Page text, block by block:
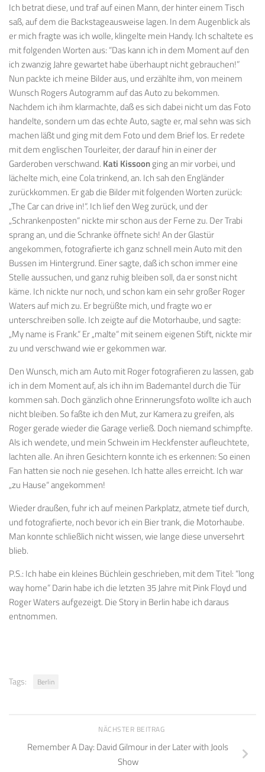
Ich betrat diese, und traf auf einen Mann, der hinter einem Tisch
saß, auf dem die Backstageausweise lagen. In dem Augenblick als
er mich fragte was ich wolle, klingelte mein Handy. Ich schaltete es
mit folgenden Worten aus: “Das kann ich in dem Moment auf den
ich zwanzig Jahre gewartet habe überhaupt nicht gebrauchen!”
Nun packte ich meine Bilder aus, und erzählte ihm, von meinem
Wunsch Rogers Autogramm auf das Auto zu bekommen.
Nachdem ich ihm klarmachte, daß es sich dabei nicht um das Foto
handelte, sondern um das echte Auto, sagte er, mal sehn was sich
machen läßt und ging mit dem Foto und dem Brief los. Er redete
mit dem englischen Tourleiter, der darauf hin in einer der
Garderoben verschwand. Kati Kissoonging an mir vorbei, und
lächelte mich, eine Cola trinkend, an. Ich sah den Engländer
zurückkommen. Er gab die Bilder mit folgenden Worten zurück:
„The Car can drive in!“. Ich lief den Weg zurück, und der
„Schrankenposten“ nickte mir schon aus der Ferne zu. Der Trabi
sprang an, und die Schranke öffnete sich! An der Glastür
angekommen, fotografierte ich ganz schnell mein Auto mit den
Bussen im Hintergrund. Einer sagte, daß ich schon immer eine
Stelle aussuchen, und ganz ruhig bleiben soll, da er sonst nicht
käme. Ich nickte nur noch, und schon kam ein sehr großer Roger
Waters auf mich zu. Er begrüßte mich, und fragte wo er
unterschreiben solle. Ich zeigte auf die Motorhaube, und sagte:
„My name is Frank.“ Er „malte“ mit seinem eigenen Stift, nickte mir
zu und verschwand wie er gekommen war.
Den Wunsch, mich am Auto mit Roger fotografieren zu lassen, gab
ich in dem Moment auf, als ich ihn im Bademantel durch die Tür
kommen sah. Doch gänzlich ohne Erinnerungsfoto wollte ich auch
nicht bleiben. So faßte ich den Mut, zur Kamera zu greifen, als
Roger gerade wieder die Garage verließ. Doch niemand schimpfte.
Als ich wendete, und mein Schwein im Heckfenster aufleuchtete,
lachten alle. An ihren Gesichtern konnte ich es erkennen: So einen
Fan hatten sie noch nie gesehen. Ich hatte alles erreicht. Ich war
„zu Hause“ angekommen!
Wieder draußen, fuhr ich auf meinen Parkplatz, atmete tief durch,
und fotografierte, noch bevor ich ein Bier trank, die Motorhaube.
Man konnte schließlich nicht wissen, wie lange diese unversehrt
blieb.
P.S.: Ich habe ein kleines Büchlein geschrieben, mit dem Titel: “long
way home” Darin habe ich die letzten 35 Jahre mit Pink Floyd und
Roger Waters aufgezeigt. Die Story in Berlin habe ich daraus
entnommen.
Tags: Berlin
NÄCHSTER BEITRAG
Remember A Day: David Gilmour in der Later with Jools
Show